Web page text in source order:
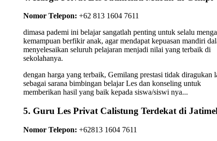
Nomor Telepon: +62 813 1604 7611
dimasa pademi ini belajar sangatlah penting untuk selalu
kemampuan berfikir anak, agar mendapat kepuasan mandiri
menyelesaikan seluruh pelajaran menjadi nilai yang terbaik di
sekolahanya.
dengan harga yang terbaik, Gemilang prestasi tidak diragukan
sebagai sarana bimbingan belajar Les dan konseling untuk
memberikan hasil yang baik kepada siswa/siswi nya...
5. Guru Les Privat Calistung Terdekat di
Nomor Telepon: +62813 1604 7611